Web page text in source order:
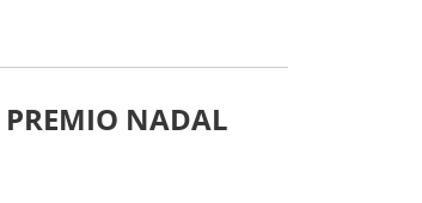
PREMIO NADAL